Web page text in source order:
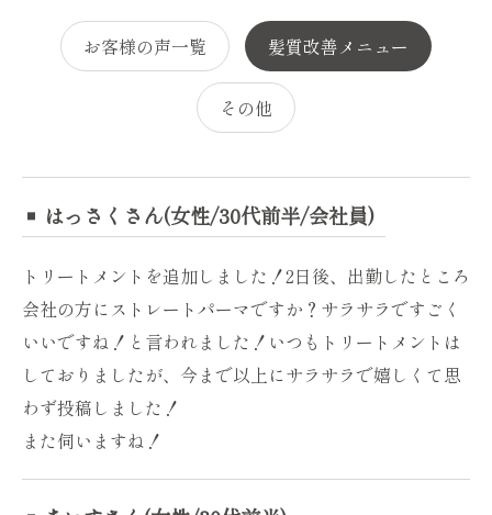
お客様の声一覧 髪質改善メニュー
その他
はっさくさん(女性/30代前半/会社員)
トリートメントを追加しました！2日後、出勤したところ
会社の方にストレートパーマですか？サラサラですごく
いいですね！と言われました！いつもトリートメントは
しておりましたが、今まで以上にサラサラで嬉しくて思
わず投稿しました！
また伺いますね！